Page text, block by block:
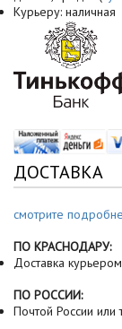
Курьеру: наличная
ДОСТАВКА
смотрите
ПО КРАСНОДАРУ:
Доставка
ПО РОССИИ:
Почтой России или